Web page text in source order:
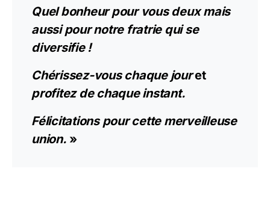
Quel bonheur pour vous deux mais
aussi pour notre fratrie qui se
diversifie !
Chérissez-vous chaque jouret
profitez de chaque instant.
Félicitations pour cette merveilleuse
union. »